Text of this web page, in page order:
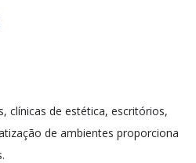
clínicas de estética, escritórios,
de ambientes proporciona